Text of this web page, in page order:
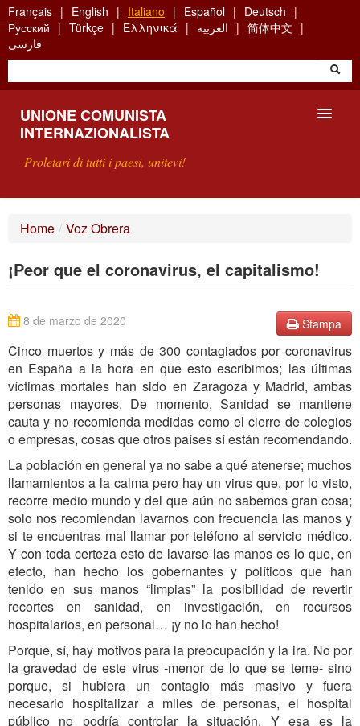
Skip
to
main
content
Français English Italiano Español
Deutsch
Русский
Türkçe Ελληνικά العربية
简体中文
فارسی
UNIONE COMUNISTA
INTERNAZIONALISTA
Proletari di tutti i paesi, unitevi!
SCRIVETECI
Home / Voz Obrera
¡Peor que el coronavirus, el capitalismo!
Stampa
8 de marzo de 2020
Cinco muertos y más de 300 contagiados por coronavirus
en España a la hora en que esto escribimos; las últimas
víctimas mortales han sido en Zaragoza y Madrid, ambas
personas mayores. De momento, Sanidad se mantiene
cauta y no recomienda medidas como el cierre de colegios
o empresas, cosas que otros países sí están recomendando.
La población en general ya no sabe a qué atenerse; muchos
llamamientos a la calma pero hay un virus que, por lo visto,
recorre medio mundo y del que aún no sabemos gran cosa;
solo nos recomiendan lavarnos con frecuencia las manos y
si te encuentras mal llamar por teléfono al servicio médico.
Y con toda certeza esto de lavarse las manos es lo que, en
efecto, han hecho los gobernantes y políticos que han
tenido en sus manos “limpias” la posibilidad de revertir
recortes en sanidad, en investigación, en recursos
hospitalarios, en personal… ¡y no lo han hecho!
Porque, sí, hay motivos para la preocupación y la ira. No por
la gravedad de este virus -menor de lo que se teme- sino
porque, si hubiera un contagio más masivo y fuera
necesario hospitalizar a miles de personas, el hospital
público no podría controlar la situación. Y esa es la